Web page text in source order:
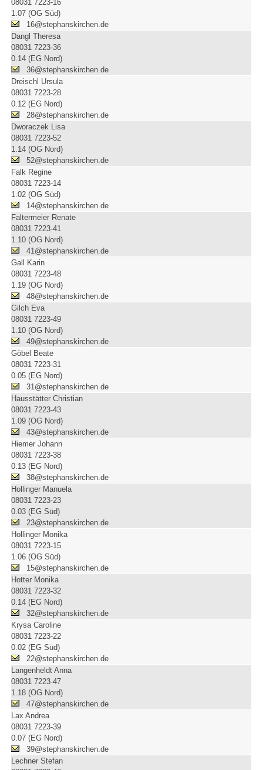
08031 7223-16
1.07 (OG Süd)
16@stephanskirchen.de
Dangl Theresa
08031 7223-36
0.14 (EG Nord)
36@stephanskirchen.de
Dreischl Ursula
08031 7223-28
0.12 (EG Nord)
28@stephanskirchen.de
Dworaczek Lisa
08031 7223-52
1.14 (OG Nord)
52@stephanskirchen.de
Falk Regine
08031 7223-14
1.02 (OG Süd)
14@stephanskirchen.de
Faltermeier Renate
08031 7223-41
1.10 (OG Nord)
41@stephanskirchen.de
Gall Karin
08031 7223-48
1.19 (OG Nord)
48@stephanskirchen.de
Gilch Eva
08031 7223-49
1.10 (OG Nord)
49@stephanskirchen.de
Göbel Beate
08031 7223-31
0.05 (EG Nord)
31@stephanskirchen.de
Hausstätter Christian
08031 7223-43
1.09 (OG Nord)
43@stephanskirchen.de
Hiemer Johann
08031 7223-38
0.13 (EG Nord)
38@stephanskirchen.de
Hollinger Manuela
08031 7223-23
0.03 (EG Süd)
23@stephanskirchen.de
Hollinger Monika
08031 7223-15
1.06 (OG Süd)
15@stephanskirchen.de
Hotter Monika
08031 7223-32
0.14 (EG Nord)
32@stephanskirchen.de
Krysa Caroline
08031 7223-22
0.02 (EG Süd)
22@stephanskirchen.de
Langenheldt Anna
08031 7223-47
1.18 (OG Nord)
47@stephanskirchen.de
Lax Andrea
08031 7223-39
0.07 (EG Nord)
39@stephanskirchen.de
Lechner Stefan